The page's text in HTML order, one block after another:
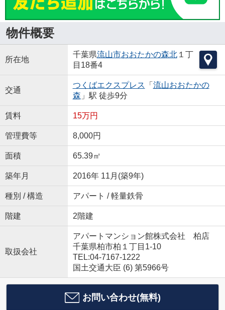
物件概要
所在地
千葉県流山市おおたかの森北１丁
目18番4
交通
つくばエクスプレス 「 流山おおたかの
森 」駅 徒歩9分
賃料 15万円
管理費等 8,000円
面積 65.39㎡
築年月 2016年 11月(築9年)
種別 / 構造 アパート / 軽量鉄骨
階建 2階建
取扱会社
アパートマンション館株式会社 柏店
千葉県柏市柏１丁目1-10
TEL:04-7167-1222
国土交通大臣 (6) 第5966号
お問い合わせ(無料)